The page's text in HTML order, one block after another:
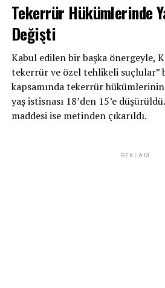
Tekerrür Hükümlerinde
Değişti
Kabul edilen bir başka önergeyle,
tekerrür ve özel tehlikeli suçlular”
kapsamında tekerrür
yaş istisnası 18’den 15’e
maddesi ise metinden çıkarıldı.
REKLAM